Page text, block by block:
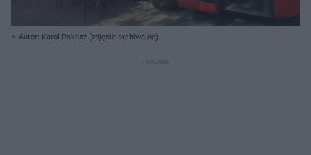
Autor: Karol Pakosz (zdjęcie archiwalne)